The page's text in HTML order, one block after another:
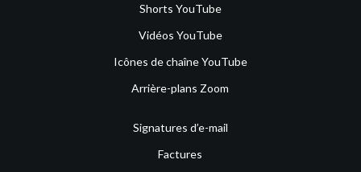
Shorts YouTube
Vidéos YouTube
Icônes de chaîne YouTube
Arrière-plans Zoom
Signatures d’e-mail
Factures